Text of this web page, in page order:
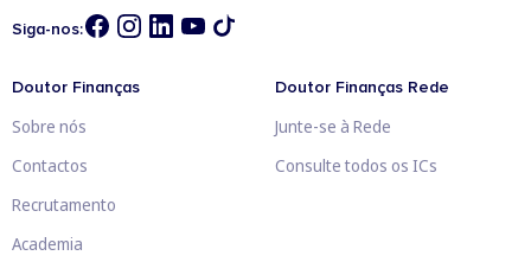
Siga-nos:
Doutor Finanças
Sobre nós
Contactos
Recrutamento
Academia
Doutor Finanças Rede
Junte-se à Rede
Consulte todos os ICs